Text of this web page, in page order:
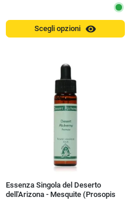
Scegli opzioni visibility
Essenza Singola del Deserto
dell'Arizona - Mesquite (Prosopis